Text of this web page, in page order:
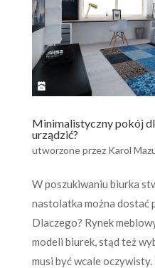
Minimalistyczny pokój
urządzić?
utworzone przez Karol
W poszukiwaniu biurka
nastolatka można dostać
Dlaczego? Rynek
modeli biurek, stąd też
musi być wcale